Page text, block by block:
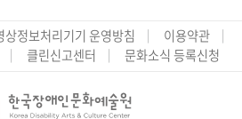
상정보처리기기 운영방침
이용약관
클린신고센터 문화소식 등록신청